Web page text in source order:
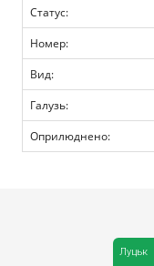
Статус:
Номер:
Вид:
Галузь:
Оприлюднено: